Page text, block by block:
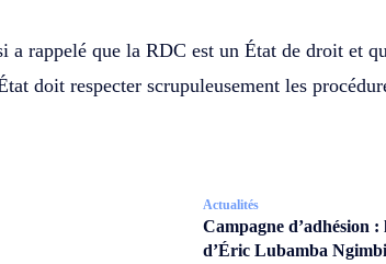
a rappelé que la RDC est un État de droit et
doit respecter scrupuleusement les
Actualités
Campagne d’adhésion
d’Éric Lubamba Ngimbi